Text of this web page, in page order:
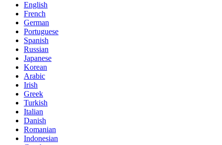
English
French
German
Portuguese
Spanish
Russian
Japanese
Korean
Arabic
Irish
Greek
Turkish
Italian
Danish
Romanian
Indonesian